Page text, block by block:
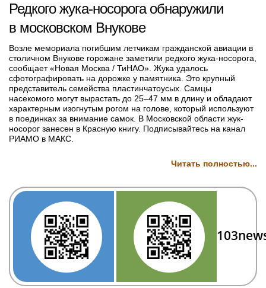
Редкого жука-носорога обнаружили
в московском Внукове
Возле мемориала погибшим летчикам гражданской авиации в
столичном Внукове горожане заметили редкого жука-носорога,
сообщает «Новая Москва / ТиНАО». Жука удалось
сфотографировать на дорожке у памятника. Это крупный
представитель семейства пластинчатоусых. Самцы
насекомого могут вырастать до 25–47 мм в длину и обладают
характерным изогнутым рогом на голове, который используют
в поединках за внимание самок. В Московской области жук-
носорог занесен в Красную книгу. Подписывайтесь на канал
РИАМО в МАКС.
Читать полностью...